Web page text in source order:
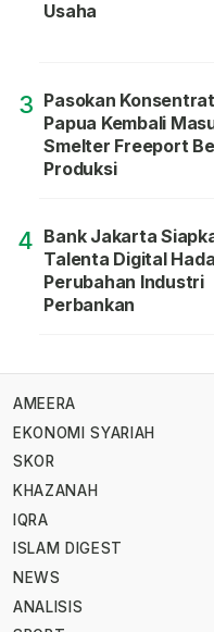
Usaha
3 Pasokan
Papua Kembali
Smelter Freeport
Produksi
4 Bank Jakarta
Talenta Digital
Perubahan Industri
Perbankan
AMEERA
EKONOMI SYARIAH
SKOR
KHAZANAH
IQRA
ISLAM DIGEST
NEWS
ANALISIS